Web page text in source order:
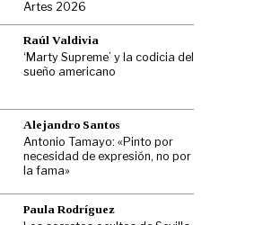
Artes 2026
Raúl Valdivia
‘Marty Supreme’ y la codicia del
sueño americano
Alejandro Santos
Antonio Tamayo: «Pinto por
necesidad de expresión, no por
la fama»
Paula Rodríguez